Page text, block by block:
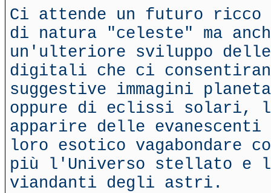
Ci attende un futuro ricco
di natura "celeste" ma
un'ulteriore sviluppo
digitali che ci
suggestive immagini
oppure di eclissi solari,
apparire delle
loro esotico vagabondare
più l'Universo stellato e
viandanti degli astri.